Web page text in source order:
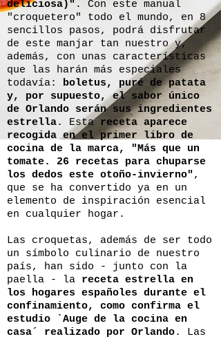
deliciosa)" . Con este manual
"croquetero" todo el mundo, en 8
sencillos pasos, podrá disfrutar
de este manjar tan nuestro y,
además, con unas características
que las harán más especiales
todavía: boletus, puré de patata
y, por supuesto, el sabor único
de Orlando serán sus ingredientes
estrella. Esta receta aparece
recogida en el primer libro de
cocina de la marca, "Más que un
tomate. 26 recetas para chuparse
los dedos este otoño-invierno",
que se ha convertido ya en un
elemento de inspiración esencial
en cualquier hogar.
Las croquetas, además de ser todo
un símbolo culinario de nuestro
país, han sido - junto con la
paella - la receta estrella en
los hogares españoles durante el
confinamiento, como confirma el
estudio `Auge de la cocina en
casa´ realizado por Orlando. Las